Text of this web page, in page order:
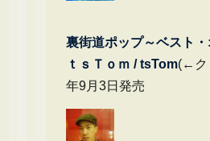
裏街道ポップ～ベスト
ｔｓＴｏｍ / tsTom(←ク
年9月3日発売